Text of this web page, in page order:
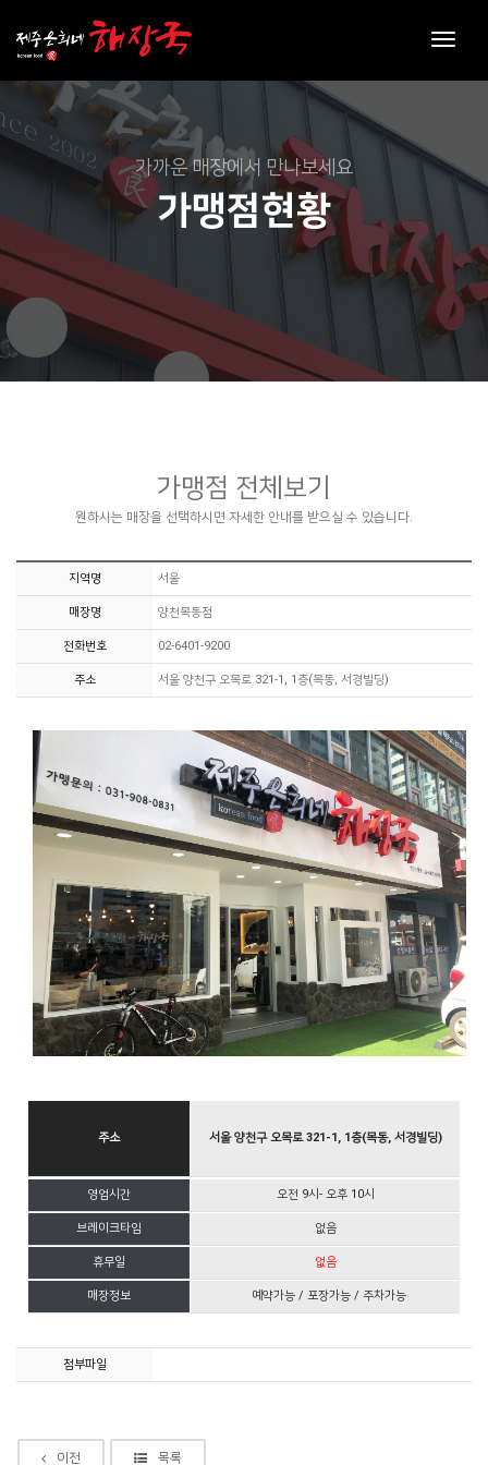
가까운 매장에서 만나보세요
가맹점현황
가맹점 전체보기
원하시는 매장을 선택하시면 자세한 안내를 받으실 수 있습니다.
지역명 서울
매장명 양천목동점
전화번호 02-6401-9200
주소 서울 양천구 오목로 321-1, 1층(목동, 서경빌딩)
주소 서울 양천구 오목로 321-1, 1층(목동, 서경빌딩)
영업시간 오전 9시- 오후 10시
브레이크타임 없음
휴무일 없음
매장정보 예약가능 / 포장가능 / 주차가능
첨부파일
이전 목록